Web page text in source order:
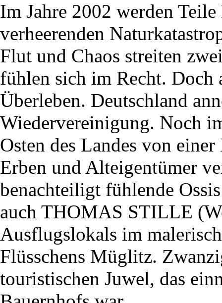
Im Jahre 2002 werden
verheerenden
Flut und Chaos streiten
fühlen sich im Recht. Doch
Überleben. Deutschland
Wiedervereinigung. Noch
Osten des Landes von
Erben und Alteigentümer
benachteiligt fühlende
auch THOMAS STILLE
Ausflugslokals im
Flüsschens Müglitz.
touristischen Juwel, das